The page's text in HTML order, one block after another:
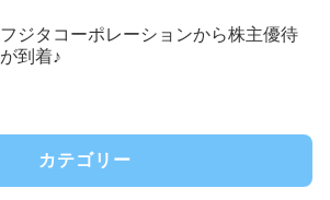
フジタコーポレーションから株主優待
が到着♪
カテゴリー